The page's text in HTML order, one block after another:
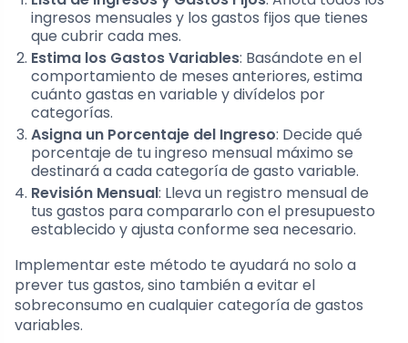
ingresos mensuales y los gastos fijos que tienes
que cubrir cada mes.
Estima los Gastos Variables: Basándote en el
comportamiento de meses anteriores, estima
cuánto gastas en variable y divídelos por
categorías.
Asigna un Porcentaje del Ingreso: Decide qué
porcentaje de tu ingreso mensual máximo se
destinará a cada categoría de gasto variable.
Revisión Mensual: Lleva un registro mensual de
tus gastos para compararlo con el presupuesto
establecido y ajusta conforme sea necesario.
Implementar este método te ayudará no solo a
prever tus gastos, sino también a evitar el
sobreconsumo en cualquier categoría de gastos
variables.